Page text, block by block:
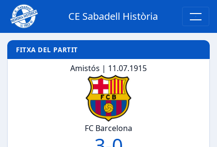
CE Sabadell Història
FITXA DEL PARTIT
Amistós | 11.07.1915
FC Barcelona